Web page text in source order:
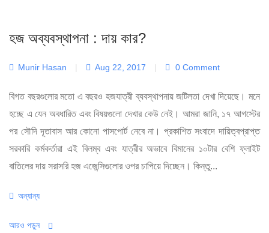
হজ অব্যবস্থাপনা : দায় কার?
Munir Hasan | Aug 22, 2017 | 0 Comment
বিগত বছরগুলোর মতো এ বছরও হজযাত্রী ব্যবস্থাপনায় জটিলতা দেখা দিয়েছে। মনে
হচ্ছে এ যেন অবধারিত এবং বিষয়গুলো দেখার কেউ নেই। আমরা জানি, ১৭ আগস্টের
পর সৌদি দূতাবাস আর কোনো পাসপোর্ট নেবে না। প্রকাশিত সংবাদে দায়িত্বপ্রাপ্ত
সরকারি কর্মকর্তারা এই বিলম্ব এবং যাত্রীর অভাবে বিমানের ১০টার বেশি ফ্লাইট
বাতিলের দায় সরাসরি হজ এজেন্সিগুলোর ওপর চাপিয়ে দিচ্ছেন। কিন্তু...
Categories
অন্যান্য
আরও পড়ুন